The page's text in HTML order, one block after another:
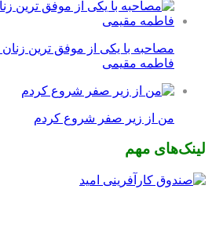
مصاحبه با یکی از موفق ترین زنان
فاطمه مقیمی
من از زیر صفر شروع کردم
لینک‌های مهم